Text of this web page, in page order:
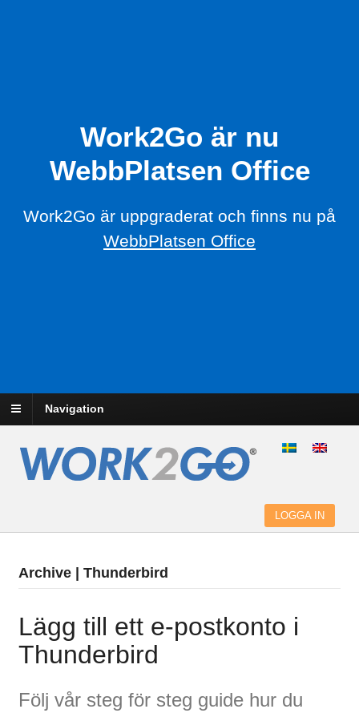
Work2Go är nu
WebbPlatsen Office
Work2Go är uppgraderat och finns nu på
WebbPlatsen Office
Navigation
LOGGA IN
Archive | Thunderbird
Lägg till ett e-postkonto i
Thunderbird
Följ vår steg för steg guide hur du